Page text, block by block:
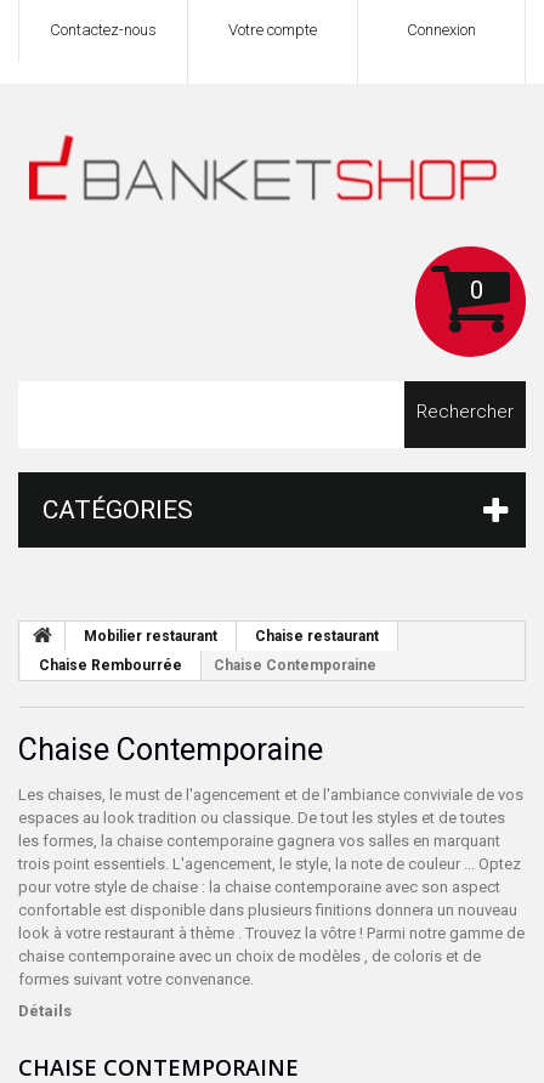
Connexion
Votre compte
Contactez-nous
0
Rechercher
CATÉGORIES
Mobilier restaurant
Chaise restaurant
Chaise Rembourrée
Chaise Contemporaine
Chaise Contemporaine
Les chaises, le must de l'agencement et de l'ambiance conviviale de vos
espaces au look tradition ou classique. De tout les styles et de toutes
les formes, la chaise contemporaine gagnera vos salles en marquant
trois point essentiels. L'agencement, le style, la note de couleur ... Optez
pour votre style de chaise : la chaise contemporaine avec son aspect
confortable est disponible dans plusieurs finitions donnera un nouveau
look à votre restaurant à thème . Trouvez la vôtre ! Parmi notre gamme de
chaise contemporaine avec un choix de modèles , de coloris et de
formes suivant votre convenance.
Détails
CHAISE CONTEMPORAINE